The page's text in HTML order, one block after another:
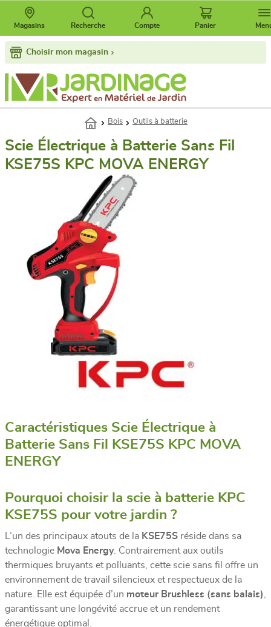
Choisir mon magasin
Magasins Recherche Compte Panier
Bois Outils à batterie
Scie Électrique à Batterie Sans Fil
KSE75S KPC MOVA ENERGY
Caractéristiques Scie Électrique à
Batterie Sans Fil KSE75S KPC MOVA
ENERGY
Pourquoi choisir la scie à batterie KPC
KSE75S pour votre jardin ?
L’un des principaux atouts de la KSE75S réside dans sa
technologie Mova Energy. Contrairement aux outils
thermiques bruyants et polluants, cette scie sans fil offre un
environnement de travail silencieux et respectueux de la
nature. Elle est équipée d’un moteur Brushless (sans balais)
garantissant une longévité accrue et un rendement
énergétique optimal.